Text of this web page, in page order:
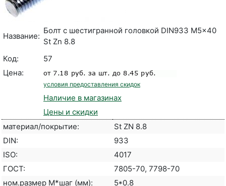
Название:
Болт с шестигранной головкой DIN933 M5x40
St Zn 8.8
Код:
57
Цена:
условия предоставления скидок
Наличие в магазинах
Цены и скидки
материал/покрытие:
St ZN 8.8
DIN:
933
ISO:
4017
ГОСТ:
7805-70, 7798-70
ном.размер М*шаг (мм):
5*0.8